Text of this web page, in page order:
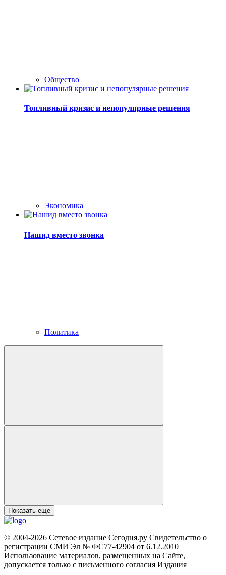
Общество
Топливный кризис и непопулярные решения
Экономика
Нашид вместо звонка
Политика
Показать еще
© 2004-2026 Сетевое издание Сегодня.ру Свидетельство о
регистрации СМИ Эл № ФС77-42904 от 6.12.2010
Использование материалов, размещенных на Сайте,
допускается только с письменного согласия Издания